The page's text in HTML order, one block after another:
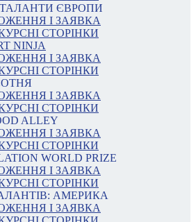
ЄВРОПИ
І ЗАЯВКА
СТОРІНКИ
NINJA
І ЗАЯВКА
СТОРІНКИ
І ЗАЯВКА
СТОРІНКИ
ALLEY
І ЗАЯВКА
СТОРІНКИ
WORLD PRIZE
І ЗАЯВКА
СТОРІНКИ
АМЕРИКА
І ЗАЯВКА